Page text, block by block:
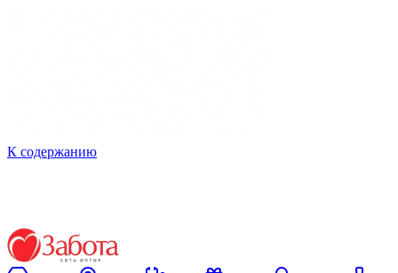
К содержанию